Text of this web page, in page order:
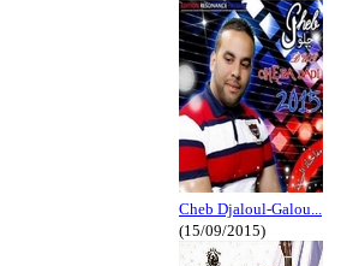
Cheb Djaloul-Galou...
(15/09/2015)